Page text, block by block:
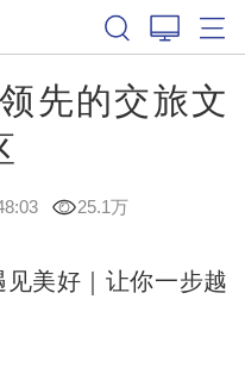
先的交旅文
25.1万
美好｜让你一步越